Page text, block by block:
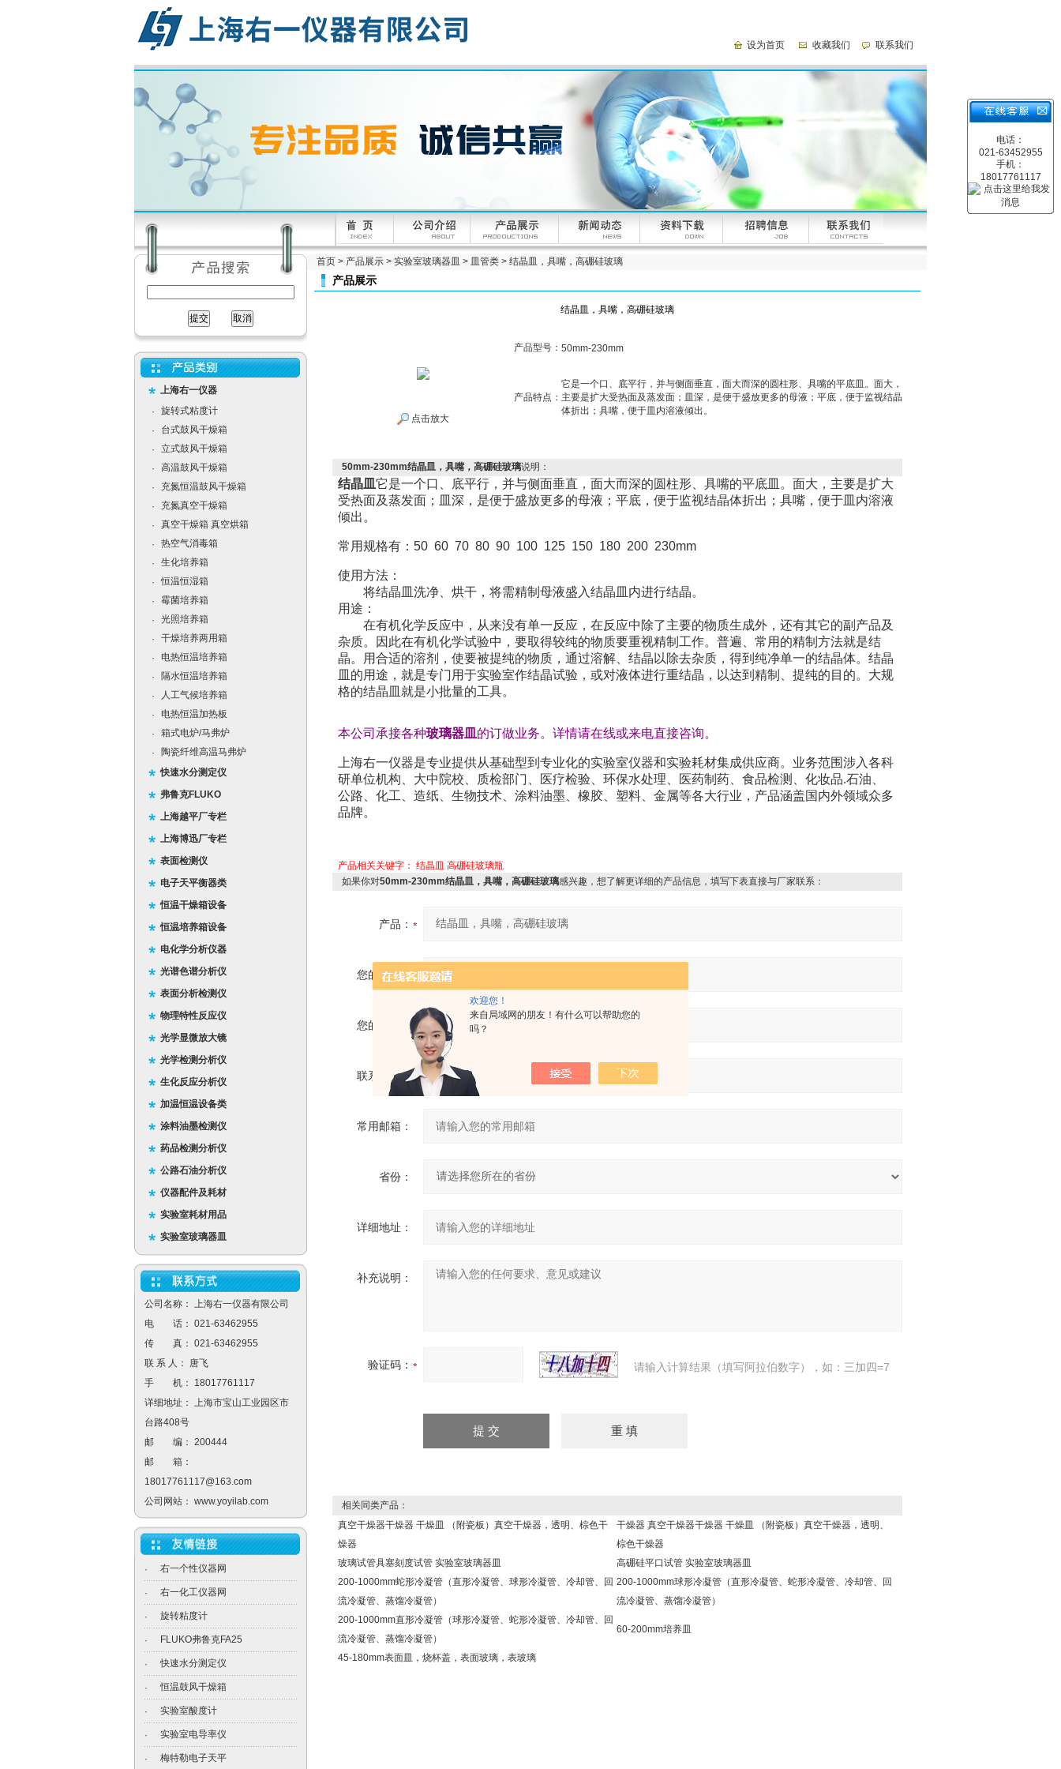
欢迎您！
来自局域网的朋友！有什么可以帮助您的
吗？
设为首页 收藏我们 联系我们
电话：
021-63452955
手机：
18017761117
上海右一仪器
·
旋转式粘度计
·
台式鼓风干燥箱
·
立式鼓风干燥箱
·
高温鼓风干燥箱
·
充氮恒温鼓风干燥箱
·
充氮真空干燥箱
·
真空干燥箱 真空烘箱
·
热空气消毒箱
·
生化培养箱
·
恒温恒湿箱
·
霉菌培养箱
·
光照培养箱
·
干燥培养两用箱
·
电热恒温培养箱
·
隔水恒温培养箱
·
人工气候培养箱
·
电热恒温加热板
·
箱式电炉/马弗炉
·
陶瓷纤维高温马弗炉
快速水分测定仪
弗鲁克FLUKO
上海越平厂专栏
上海博迅厂专栏
表面检测仪
电子天平衡器类
恒温干燥箱设备
恒温培养箱设备
电化学分析仪器
光谱色谱分析仪
表面分析检测仪
物理特性反应仪
光学显微放大镜
光学检测分析仪
生化反应分析仪
加温恒温设备类
涂料油墨检测仪
药品检测分析仪
公路石油分析仪
仪器配件及耗材
实验室耗材用品
实验室玻璃器皿
公司名称： 上海右一仪器有限公司
电 话： 021-63462955
传 真： 021-63462955
联 系 人： 唐飞
手 机： 18017761117
详细地址： 上海市宝山工业园区市
台路408号
邮 编： 200444
邮 箱：
18017761117@163.com
公司网站： www.yoyilab.com
· 右一个性仪器网
· 右一化工仪器网
· 旋转粘度计
· FLUKO弗鲁克FA25
· 快速水分测定仪
· 恒温鼓风干燥箱
· 实验室酸度计
· 实验室电导率仪
· 梅特勒电子天平
首页 > 产品展示 > 实验室玻璃器皿 > 皿管类 > 结晶皿，具嘴，高硼硅玻璃
产品展示
结晶皿，具嘴，高硼硅玻璃
点击放大
产品型号： 50mm-230mm
产品特点：
它是一个口、底平行，并与侧面垂直，面大而深的圆柱形、具嘴的平底皿。面大，
主要是扩大受热面及蒸发面；皿深，是便于盛放更多的母液；平底，便于监视结晶
体折出；具嘴，便于皿内溶液倾出。
50mm-230mm结晶皿，具嘴，高硼硅玻璃说明：
结晶皿 它是一个口、底平行，并与侧面垂直，面大而深的圆柱形、具嘴的平底皿。面大，主要是扩大
受热面及蒸发面；皿深，是便于盛放更多的母液；平底，便于监视结晶体折出；具嘴，便于皿内溶液
倾出。
常用规格有：50 60 70 80 90 100 125 150 180 200 230mm
使用方法：
将结晶皿洗净、烘干，将需精制母液盛入结晶皿内进行结晶。
用途：
在有机化学反应中，从来没有单一反应，在反应中除了主要的物质生成外，还有其它的副产品及
杂质。因此在有机化学试验中，要取得较纯的物质要重视精制工作。普遍、常用的精制方法就是结
晶。用合适的溶剂，使要被提纯的物质，通过溶解、结晶以除去杂质，得到纯净单一的结晶体。结晶
皿的用途，就是专门用于实验室作结晶试验，或对液体进行重结晶，以达到精制、提纯的目的。大规
格的结晶皿就是小批量的工具。
本公司承接各种玻璃器皿 的订做业务。详情请在线或来电直接咨询。
上海右一仪器是专业提供从基础型到专业化的实验室仪器和实验耗材集成供应商。业务范围涉入各科
研单位机构、大中院校、质检部门、医疗检验、环保水处理、医药制药、食品检测、化妆品.石油、
公路、化工、造纸、生物技术、涂料油墨、橡胶、塑料、金属等各大行业，产品涵盖国内外领域众多
品牌。
产品相关关键字： 结晶皿 高硼硅玻璃瓶
如果你对50mm-230mm结晶皿，具嘴，高硼硅玻璃感兴趣，想了解更详细的产品信息，填写下表直接与厂家联系：
产品：
您的单位：
您的姓名：
联系电话：
常用邮箱：
省份：
详细地址：
补充说明：
验证码： 请输入计算结果（填写阿拉伯数字），如：三加四=7
相关同类产品：
真空干燥器干燥器 干燥皿 （附瓷板）真空干燥器，透明、棕色干
燥器
干燥器 真空干燥器干燥器 干燥皿 （附瓷板）真空干燥器，透明、
棕色干燥器
玻璃试管具塞刻度试管 实验室玻璃器皿
高硼硅平口试管 实验室玻璃器皿
200-1000mm蛇形冷凝管（直形冷凝管、球形冷凝管、冷却管、回
流冷凝管、蒸馏冷凝管）
200-1000mm球形冷凝管（直形冷凝管、蛇形冷凝管、冷却管、回
流冷凝管、蒸馏冷凝管）
200-1000mm直形冷凝管（球形冷凝管、蛇形冷凝管、冷却管、回
流冷凝管、蒸馏冷凝管）
60-200mm培养皿
45-180mm表面皿，烧杯盖，表面玻璃，表玻璃